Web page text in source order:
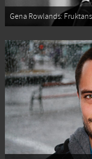
Gena Rowlands: